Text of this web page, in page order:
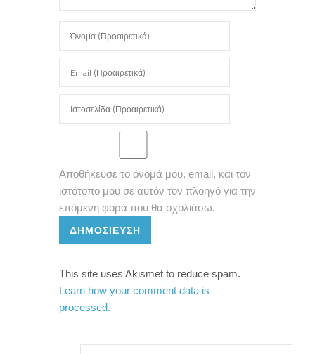
Αποθήκευσε το όνομά μου, email, και τον
ιστότοπο μου σε αυτόν τον πλοηγό για την
επόμενη φορά που θα σχολιάσω.
ΔΗΜΟΣΊΕΥΣΗ
This site uses Akismet to reduce spam.
Learn how your comment data is
processed.